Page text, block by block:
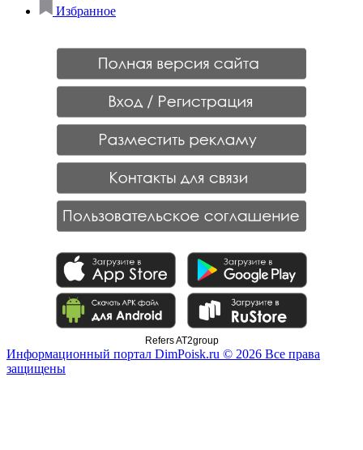
Избранное
Refers AT2group
Информационный портал DimPoisk.ru © 2026 Все права
защищены